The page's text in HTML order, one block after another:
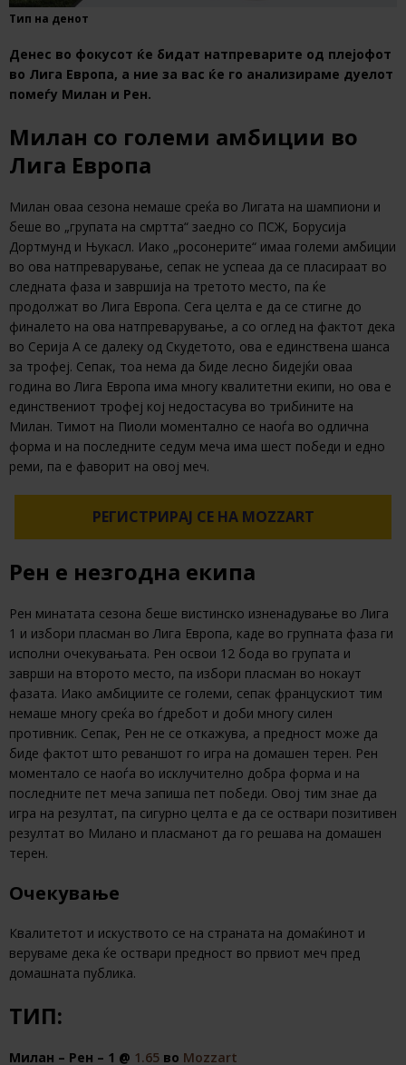
Тип на денот
Денес во фокусот ќе бидат натпреварите од плејофот
во Лига Европа, а ние за вас ќе го анализираме дуелот
помеѓу Милан и Рен.
Милан со големи амбиции во
Лига Европа
Милан оваа сезона немаше среќа во Лигата на шампиони и
беше во „групата на смртта“ заедно со ПСЖ, Борусија
Дортмунд и Њукасл. Иако „росонерите“ имаа големи амбиции
во ова натпреварување, сепак не успеаа да се пласираат во
следната фаза и завршија на третото место, па ќе
продолжат во Лига Европа. Сега целта е да се стигне до
финалето на ова натпреварување, а со оглед на фактот дека
во Серија А се далеку од Скудетото, ова е единствена шанса
за трофеј. Сепак, тоа нема да биде лесно бидејќи оваа
година во Лига Европа има многу квалитетни екипи, но ова е
единствениот трофеј кој недостасува во трибините на
Милан. Тимот на Пиоли моментално се наоѓа во одлична
форма и на последните седум меча има шест победи и едно
реми, па е фаворит на овој меч.
РЕГИСТРИРАЈ СЕ НА MOZZART
Рен е незгодна екипа
Рен минатата сезона беше вистинско изненадување во Лига
1 и избори пласман во Лига Европа, каде во групната фаза ги
исполни очекувањата. Рен освои 12 бода во групата и
заврши на второто место, па избори пласман во нокаут
фазата. Иако амбициите се големи, сепак францускиот тим
немаше многу среќа во ѓдребот и доби многу силен
противник. Сепак, Рен не се откажува, а предност може да
биде фактот што реваншот го игра на домашен терен. Рен
моментало се наоѓа во исклучително добра форма и на
последните пет меча запиша пет победи. Овој тим знае да
игра на резултат, па сигурно целта е да се оствари позитивен
резултат во Милано и пласманот да го решава на домашен
терен.
Очекување
Квалитетот и искуството се на страната на домаќинот и
веруваме дека ќе оствари предност во првиот меч пред
домашната публика.
ТИП:
Милан – Рен – 1 @ 1.65 во Mozzart